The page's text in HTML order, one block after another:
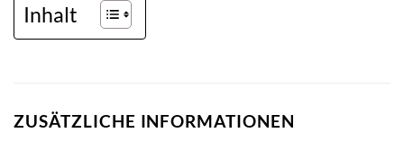
Inhalt
ZUSÄTZLICHE INFORMATIONEN